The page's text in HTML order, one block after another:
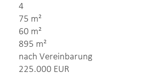
4
75 m²
60 m²
895 m²
nach Vereinbarung
225.000 EUR